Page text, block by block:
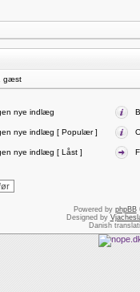
gæst
nye indlæg
nye indlæg [ Populær ]
nye indlæg [ Låst ]
Powered by phpBB
Designed by
Danish